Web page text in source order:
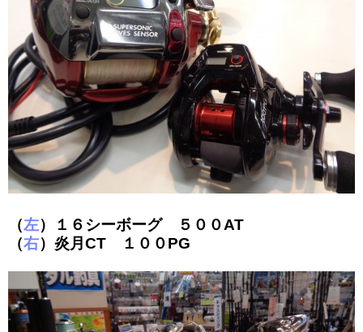
（左）１６シーボーグ ５００AT
（右）炎月CT １００PG